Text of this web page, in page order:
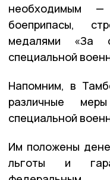
необходимым —
боеприпасы,
медалями «За
специальной
Напомним, в
различные
специальной
Им положены
льготы и